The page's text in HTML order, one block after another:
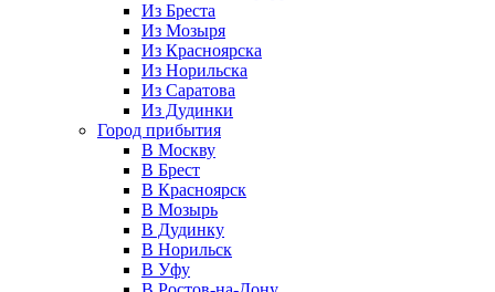
Из Бреста
Из Мозыря
Из Красноярска
Из Норильска
Из Саратова
Из Дудинки
Город прибытия
В Москву
В Брест
В Красноярск
В Мозырь
В Дудинку
В Норильск
В Уфу